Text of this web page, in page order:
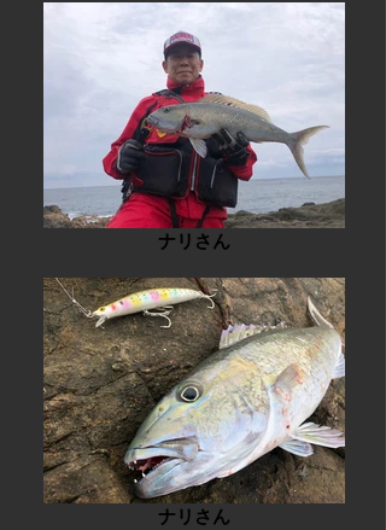
ナリさん
ナリさん